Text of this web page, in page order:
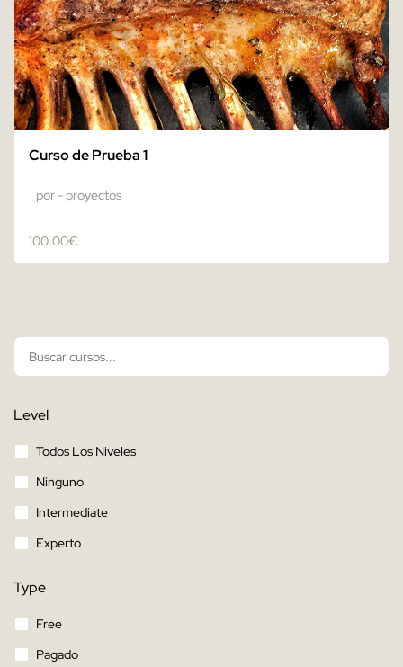
Curso de Prueba 1
por - proyectos
100.00€
Level
Todos Los Niveles
Ninguno
Intermediate
Experto
Type
Free
Pagado